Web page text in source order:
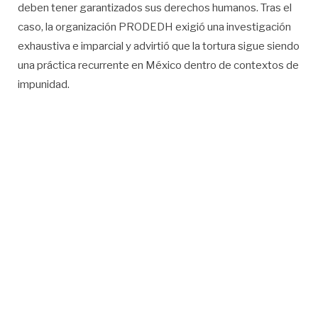
deben tener garantizados sus derechos humanos. Tras el
caso, la organización PRODEDH exigió una investigación
exhaustiva e imparcial y advirtió que la tortura sigue siendo
una práctica recurrente en México dentro de contextos de
impunidad.